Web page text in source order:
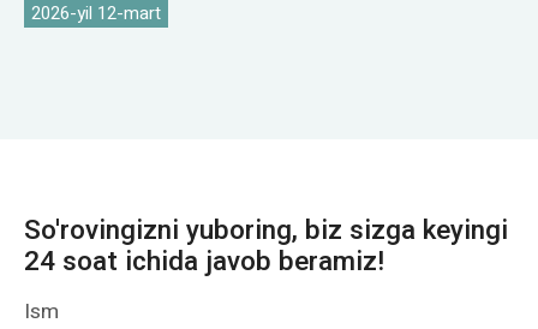
2026-yil 12-mart
So'rovingizni yuboring, biz sizga keyingi
24 soat ichida javob beramiz!
Ism